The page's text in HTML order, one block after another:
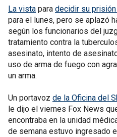
La vista para decidir su
para el lunes, pero se aplazó
según los funcionarios del
tratamiento contra la
asesinato, intento de
uso de arma de fuego con
un arma.
Un portavoz de la Oficina del
le dijo el viernes Fox News
encontraba en la unidad
de semana estuvo ingresado